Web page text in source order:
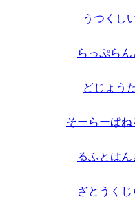
うつくし
らっぷらん
どじょう
そーらーぱね
るふとはん
ざとうくじ